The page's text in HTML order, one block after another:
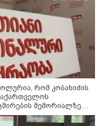
კრიპტოკომპანია
რომ კობახიძის
მემორიალზე